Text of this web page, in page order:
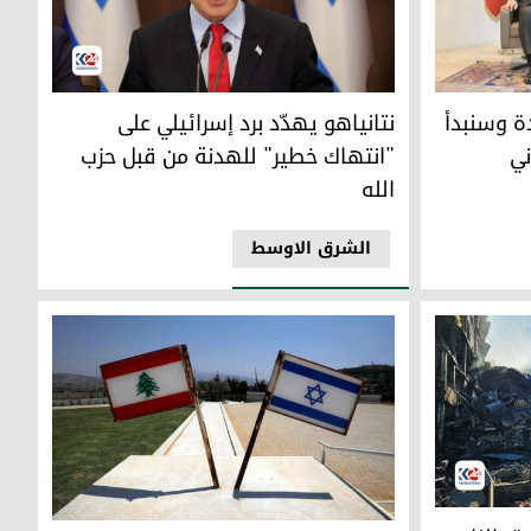
بنزع السلاح من جنوب الليطاني
وسنبدأ نتانياهو يهدّد برد إسرائيلي على "انتهاك خطير"
الشرق الاوسط
نتانياهو يهدّد برد إسرائيلي على
"انتهاك خطير" للهدنة من قبل حزب
الله
في لبنان بين إسرائيل وحزب الله